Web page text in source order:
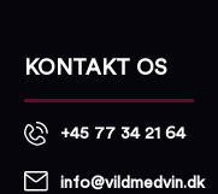
KONTAKT OS
+45 77 34 21 64
info@vildmedvin.dk